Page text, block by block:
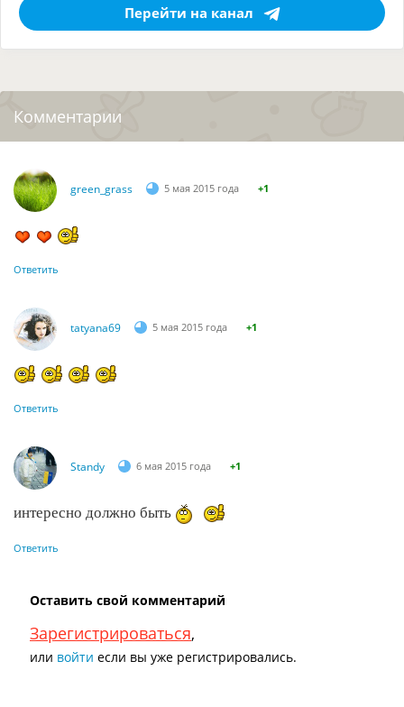
Перейти на канал
Комментарии
green_grass 5 мая 2015 года +1
Ответить
tatyana69 5 мая 2015 года +1
Ответить
Standy 6 мая 2015 года +1
интересно должно быть
Ответить
Оставить свой комментарий
Зарегистрироваться,
или войти если вы уже регистрировались.